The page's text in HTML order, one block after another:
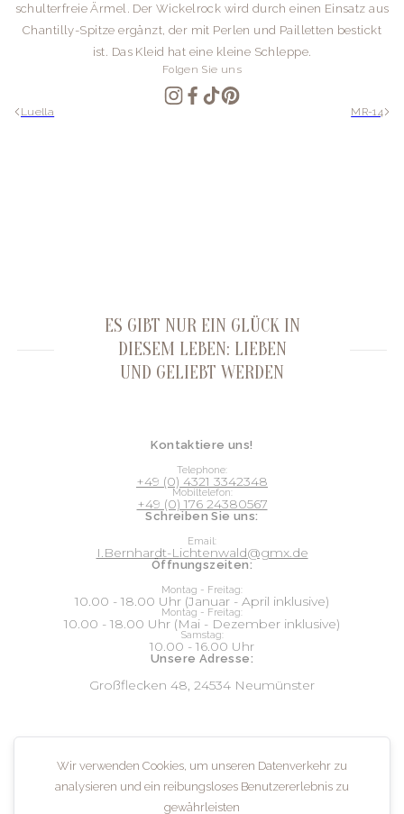
schulterfreie Ärmel. Der Wickelrock wird durch einen Einsatz aus
Chantilly-Spitze ergänzt, der mit Perlen und Pailletten bestickt
ist. Das Kleid hat eine kleine Schleppe.
Folgen Sie uns
Luella MR-14
ES GIBT NUR EIN GLÜCK IN
DIESEM LEBEN: LIEBEN
UND GELIEBT WERDEN
Kontaktiere uns!
Telephone:
+49 (0) 4321 3342348
Mobiltelefon:
+49 (0) 176 24380567
Schreiben Sie uns:
Email:
I.Bernhardt-Lichtenwald@gmx.de
Öffnungszeiten:
Montag - Freitag:
10.00 - 18.00 Uhr (Januar - April inklusive)
Montag - Freitag:
10.00 - 18.00 Uhr (Mai - Dezember inklusive)
Samstag:
10.00 - 16.00 Uhr
Unsere Adresse:
Großflecken 48, 24534 Neumünster
Wir verwenden Cookies, um unseren Datenverkehr zu
analysieren und ein reibungsloses Benutzererlebnis zu
gewährleisten